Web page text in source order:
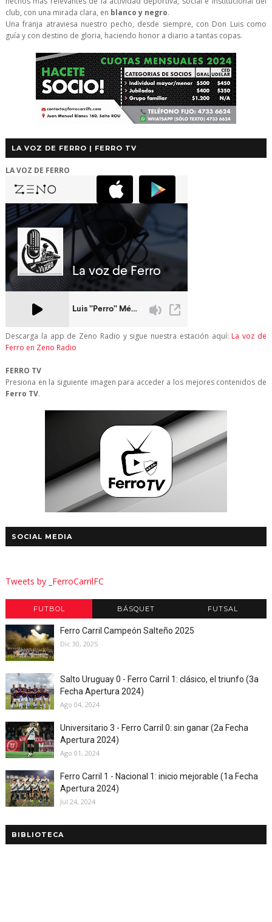
club, con una mirada clara, en blanco y negro.
Una franja atraviesa nuestro pecho, desde siempre, con Don Luis como
guía y con destino de gloria, haciendo honor a diario a tantas copas.
LA VOZ DE FERRO | FERRO TV
LA VOZ DE FERRO
Descarga la app de Zeno Radio y sigue nuestra estación aquí: La voz de
Ferro en Zeno Radio
FERRO TV
Presiona en la siguiente imagen para acceder a los mejores contenidos de
Ferro TV.
SOCIAL MEDIA
Tweets by _FerroCarrilFC
FUTBOL BÁSQUET FUTSAL
Ferro Carril Campeón Salteño 2025
Dic 30, 2025
Salto Uruguay 0 - Ferro Carril 1: clásico, el triunfo (3a
Fecha Apertura 2024)
Ago 04, 2024
Universitario 3 - Ferro Carril 0: sin ganar (2a Fecha
Apertura 2024)
Ago 01, 2024
Ferro Carril 1 - Nacional 1: inicio mejorable (1a Fecha
Apertura 2024)
Jul 24, 2024
BIBLIOTECA